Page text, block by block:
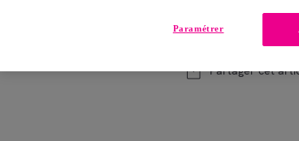
Vendu par Maison
Partager cet
Paramétrer